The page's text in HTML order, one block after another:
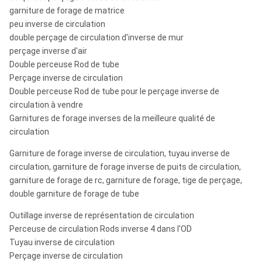
Notes :
N'importe quelle jambe de type particulier de marteau de RC sera disponible
garniture de forage de matrice
peu inverse de circulation
double perçage de circulation d'inverse de mur
perçage inverse d'air
Double perceuse Rod de tube
Perçage inverse de circulation
Double perceuse Rod de tube pour le perçage inverse de
circulation à vendre
Garnitures de forage inverses de la meilleure qualité de
circulation
Garniture de forage inverse de circulation, tuyau inverse de
circulation, garniture de forage inverse de puits de circulation,
garniture de forage de rc, garniture de forage, tige de perçage,
double garniture de forage de tube
Outillage inverse de représentation de circulation
Perceuse de circulation Rods inverse 4 dans l'OD
Tuyau inverse de circulation
Perçage inverse de circulation